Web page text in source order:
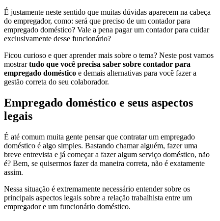
É justamente neste sentido que muitas dúvidas aparecem na cabeça
do empregador, como: será que preciso de um contador para
empregado doméstico? Vale a pena pagar um contador para cuidar
exclusivamente desse funcionário?
Ficou curioso e quer aprender mais sobre o tema? Neste post vamos
mostrartudo que você precisa saber sobre contador para
empregado doméstico e demais alternativas para você fazer a
gestão correta do seu colaborador.
Empregado doméstico e seus aspectos
legais
É até comum muita gente pensar que contratar um empregado
doméstico é algo simples. Bastando chamar alguém, fazer uma
breve entrevista e já começar a fazer algum serviço doméstico, não
é? Bem, se quisermos fazer da maneira correta, não é exatamente
assim.
Nessa situação é extremamente necessário entender sobre os
principais aspectos legais sobre a relação trabalhista entre um
empregador e um funcionário doméstico.